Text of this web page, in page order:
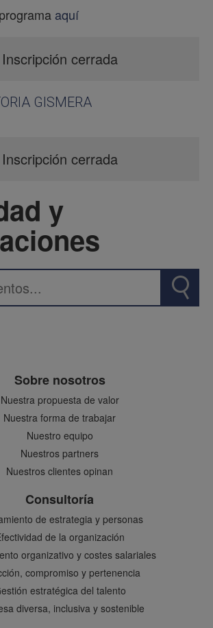
aquí
Inscripción cerrada
GISMERA
Inscripción cerrada
y
Sobre nosotros
Nuestra propuesta de valor
Nuestra forma de trabajar
Nuestro equipo
Nuestros partners
Nuestros clientes opinan
Consultoría
de estrategia y personas
de la organización
organizativo y costes salariales
compromiso y pertenencia
estratégica del talento
diversa, inclusiva y sostenible